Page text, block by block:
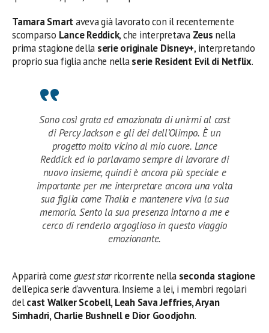
Tamara Smartaveva già lavorato con il recentemente
scomparso Lance Reddick, che interpretava Zeus nella
prima stagione della serie originale Disney+, interpretando
proprio sua figlia anche nellaserie Resident Evil di Netflix.
Sono così grata ed emozionata di unirmi al cast
di Percy Jackson e gli dei dell’Olimpo. È un
progetto molto vicino al mio cuore. Lance
Reddick ed io parlavamo sempre di lavorare di
nuovo insieme, quindi è ancora più speciale e
importante per me interpretare ancora una volta
sua figlia come Thalia e mantenere viva la sua
memoria. Sento la sua presenza intorno a me e
cerco di renderlo orgoglioso in questo viaggio
emozionante.
Apparirà come guest starricorrente nella seconda stagione
dell’epica serie d’avventura. Insieme a lei, i membri regolari
delcast Walker Scobell, Leah Sava Jeffries, Aryan
Simhadri, Charlie Bushnell e Dior Goodjohn.